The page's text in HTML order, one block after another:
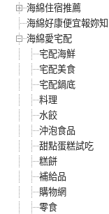
海綿住宿推薦
海綿好康便宜報妳知
海綿愛宅配
宅配海鮮
宅配美食
宅配鍋底
料理
水餃
沖泡食品
甜點蛋糕試吃
糕餅
補給品
購物網
零食